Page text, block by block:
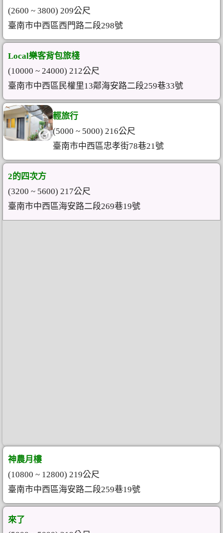
(2600 ~ 3800) 209公尺
臺南市中西區西門路二段298號
Local樂客背包旅棧
(10000 ~ 24000) 212公尺
臺南市中西區民權里13鄰海安路二段259巷33號
輕旅行
(5000 ~ 5000) 216公尺
臺南市中西區忠孝街78巷21號
2的四次方
(3200 ~ 5600) 217公尺
臺南市中西區海安路二段269巷19號
神農月樓
(10800 ~ 12800) 219公尺
臺南市中西區海安路二段259巷19號
來了